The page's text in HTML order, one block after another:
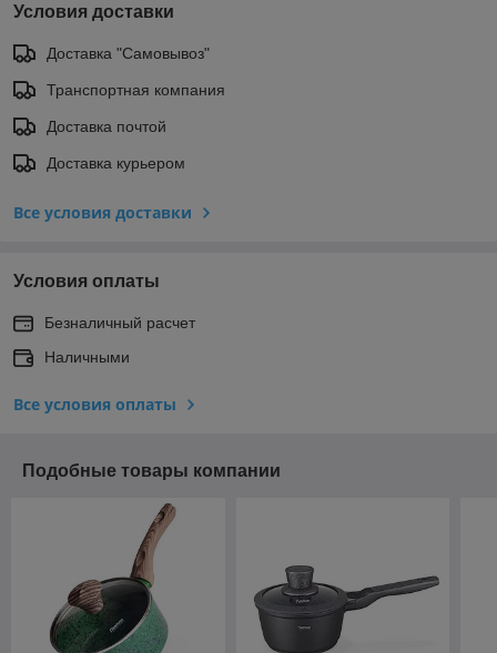
Условия доставки
Доставка "Самовывоз"
Транспортная компания
Доставка почтой
Доставка курьером
Все условия доставки
Условия оплаты
Безналичный расчет
Наличными
Все условия оплаты
Подобные товары компании